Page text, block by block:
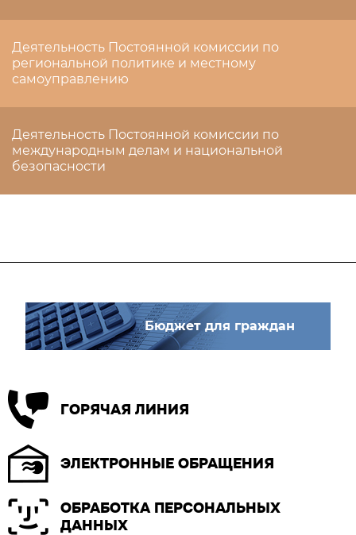
Деятельность Постоянной комиссии по
региональной политике и местному
самоуправлению
Деятельность Постоянной комиссии по
международным делам и национальной
безопасности
Бюджет для граждан
ГОРЯЧАЯ ЛИНИЯ
ЭЛЕКТРОННЫЕ ОБРАЩЕНИЯ
ОБРАБОТКА ПЕРСОНАЛЬНЫХ
ДАННЫХ